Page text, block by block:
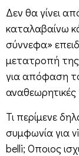
Δεν θα γίνει
καταλαβαίνω
σύννεφα»
μετατροπή
για απόφαση
αναθεωρητικές
Τι περίμενε
συμφωνία για
belli; Οποιος